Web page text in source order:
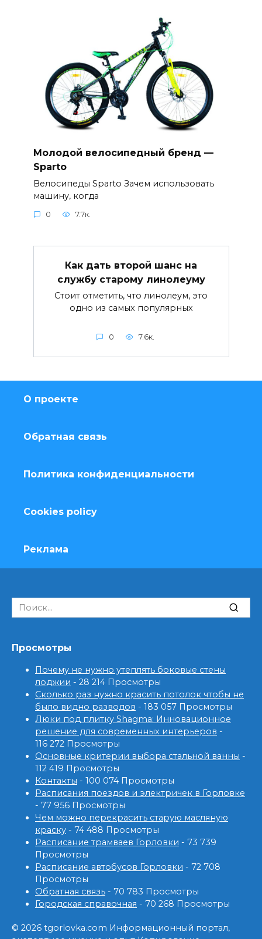
Молодой велосипедный бренд —
Sparto
Велосипеды Sparto Зачем использовать
машину, когда
0 7.7к.
Как дать второй шанс на
службу старому линолеуму
Стоит отметить, что линолеум, это
одно из самых популярных
0 7.6к.
О проекте
Обратная связь
Политика конфиденциальности
Cookies policy
Реклама
Search
for:
Просмотры
Почему не нужно утеплять боковые стены
лоджии - 28 214 Просмотры
Сколько раз нужно красить потолок чтобы не
было видно разводов - 183 057 Просмотры
Люки под плитку Shagma: Инновационное
решение для современных интерьеров -
116 272 Просмотры
Основные критерии выбора стальной ванны -
112 419 Просмотры
Контакты - 100 074 Просмотры
Расписания поездов и электричек в Горловке
- 77 956 Просмотры
Чем можно перекрасить старую масляную
краску - 74 488 Просмотры
Расписание трамваев Горловки - 73 739
Просмотры
Расписание автобусов Горловки - 72 708
Просмотры
Обратная связь - 70 783 Просмотры
Городская справочная - 70 268 Просмотры
© 2026 tgorlovka.com Информационный портал,